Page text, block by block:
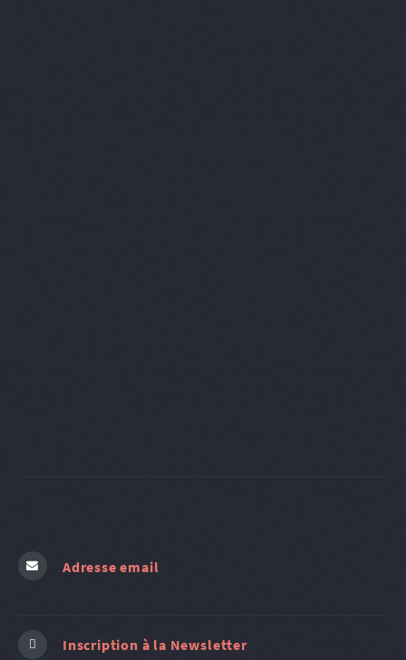
Adresse email
Inscription à la Newsletter